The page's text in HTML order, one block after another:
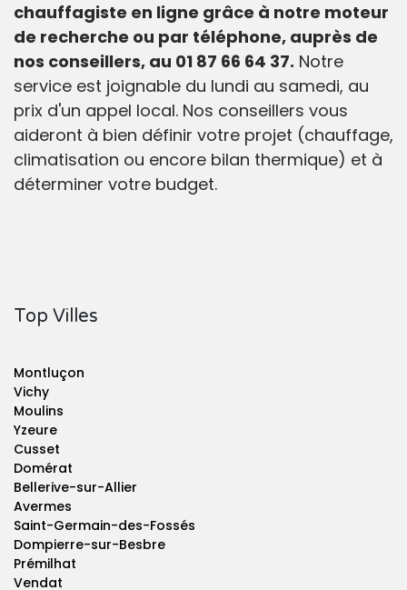
chauffagiste en ligne grâce à notre moteur
de recherche ou par téléphone, auprès de
nos conseillers, au 01 87 66 64 37. Notre
service est joignable du lundi au samedi, au
prix d'un appel local. Nos conseillers vous
aideront à bien définir votre projet (chauffage,
climatisation ou encore bilan thermique) et à
déterminer votre budget.
Top Villes
Montluçon
Vichy
Moulins
Yzeure
Cusset
Domérat
Bellerive-sur-Allier
Avermes
Saint-Germain-des-Fossés
Dompierre-sur-Besbre
Prémilhat
Vendat